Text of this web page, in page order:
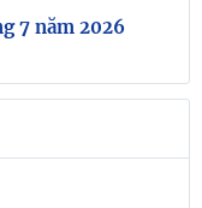
7 năm 2026